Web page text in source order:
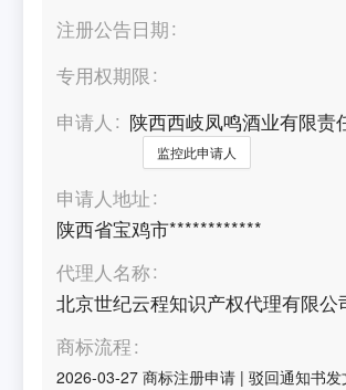
注册公告日期
专用权期限
申请人
陕西西岐凤鸣酒业有限责
监控此申请人
申请人地址
陕西省宝鸡市************
代理人名称
北京世纪云程知识产权代理有限公
商标流程
2026-03-27 商标注册申请 |驳回通知书发